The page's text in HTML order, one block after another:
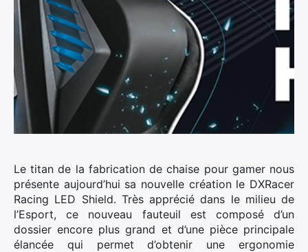
Le titan de la fabrication de chaise pour gamer nous
présente aujourd’hui sa nouvelle création le DXRacer
Racing LED Shield. Très apprécié dans le milieu de
l’Esport, ce nouveau fauteuil est composé d’un
dossier encore plus grand et d’une pièce principale
élancée qui permet d’obtenir une ergonomie